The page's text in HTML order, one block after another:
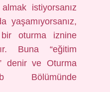
istiyorsanız
yaşamıyorsanız,
oturma iznine
Buna “eğitim
denir ve Oturma
Bölümünde